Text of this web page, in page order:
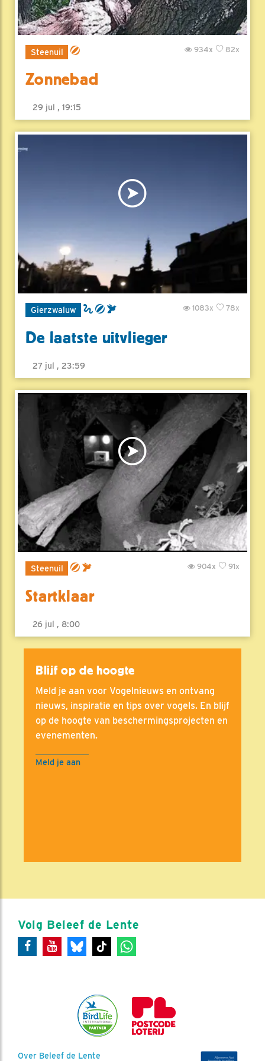
Steenuil 82x
934x
Zonnebad
29 jul , 19:15
Gierzwaluw 78x
1083x
De laatste uitvlieger
27 jul , 23:59
Steenuil 91x
904x
Startklaar
26 jul , 8:00
Blijf op de hoogte
Meld je aan voor Vogelnieuws en ontvang
nieuws, inspiratie en tips over vogels. En blijf
op de hoogte van beschermingsprojecten en
evenementen.
Meld je aan
Volg Beleef de Lente
Over Beleef de Lente